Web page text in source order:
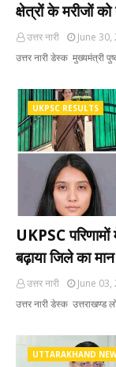
क्षेत्रों के मरीजों
उत्तर नारी
June 30,
उत्तर नारी डेस्क मुख्यमंत्री
UKPSC RESULTS
UKPSC परिणामों
बढ़ाया जिले का मान
उत्तर नारी
June 03,
उत्तर नारी डेस्क उत्तराखण्ड
UTTARAKHAND